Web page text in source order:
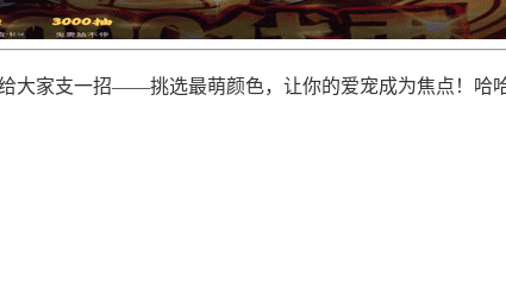
大家支一招——挑选最萌颜色，让你的爱宠成为焦点！哈